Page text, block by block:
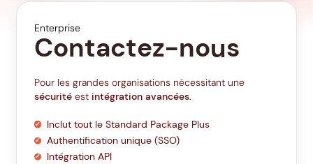
Enterprise
Contactez-nous
Pour les grandes organisations nécessitant une
sécuritéest intégration avancées.
Inclut tout le Standard Package Plus
Authentification unique (SSO)
Intégration API